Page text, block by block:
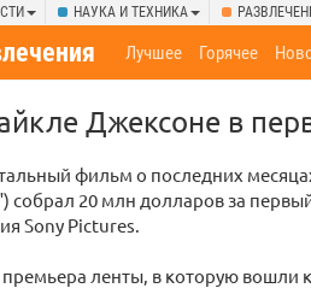
НАУКА И ТЕХНИКА
Лучшее Горячее
Джексоне в
фильм о последних
собрал 20 млн долларов за
Sony Pictures.
ленты, в которую вошли